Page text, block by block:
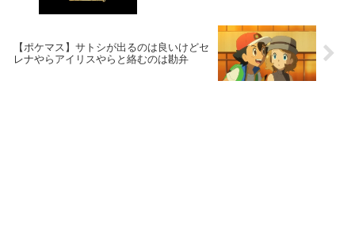
【ポケマス】サトシが出るのは良いけどセ
レナやらアイリスやらと絡むのは勘弁